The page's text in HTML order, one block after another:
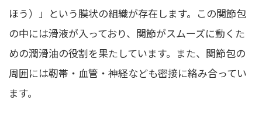
ほう）」という膜状の組織が存在します。この関節包
の中には滑液が入っており、関節がスムーズに動くた
めの潤滑油の役割を果たしています。また、関節包の
周囲には靭帯・血管・神経なども密接に絡み合ってい
ます。